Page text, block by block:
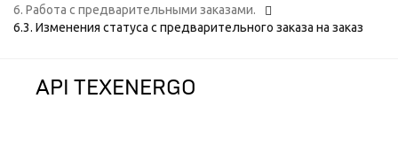
6. Работа с предварительными заказами.
6.3. Изменения статуса с предварительного заказа на заказ
API TEXENERGO